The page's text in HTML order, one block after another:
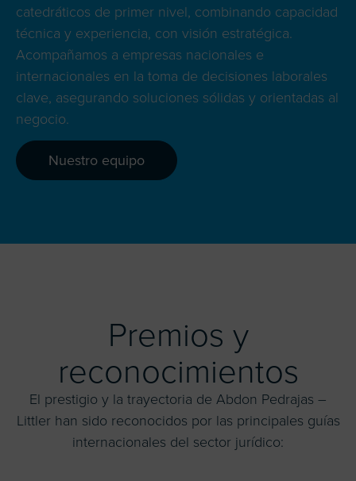
catedráticos de primer nivel, combinando capacidad
técnica y experiencia, con visión estratégica.
Acompañamos a empresas nacionales e
internacionales en la toma de decisiones laborales
clave, asegurando soluciones sólidas y orientadas al
negocio.
Nuestro equipo
Premios y
reconocimientos
El prestigio y la trayectoria de Abdon Pedrajas –
Littler han sido reconocidos por las principales guías
internacionales del sector jurídico: